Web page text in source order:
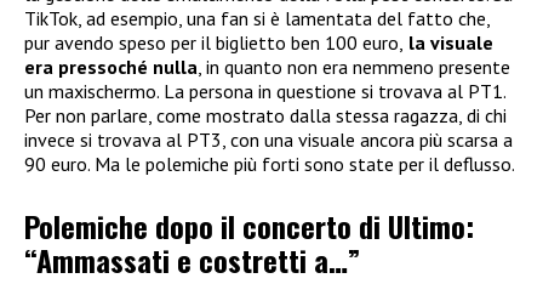
TikTok, ad esempio, una fan si è lamentata del fatto che,
pur avendo speso per il biglietto ben 100 euro, la visuale
era pressoché nulla, in quanto non era nemmeno presente
un maxischermo. La persona in questione si trovava al PT1.
Per non parlare, come mostrato dalla stessa ragazza, di chi
invece si trovava al PT3, con una visuale ancora più scarsa a
90 euro. Ma le polemiche più forti sono state per il deflusso.
Polemiche dopo il concerto di Ultimo:
“Ammassati e costretti a…”